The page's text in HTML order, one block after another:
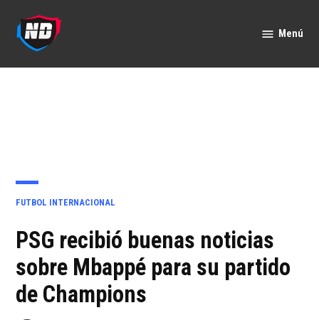
contenido
Menú
PUBLICADO
FUTBOL INTERNACIONAL
PSG recibió buenas noticias
sobre Mbappé para su partido
de Champions